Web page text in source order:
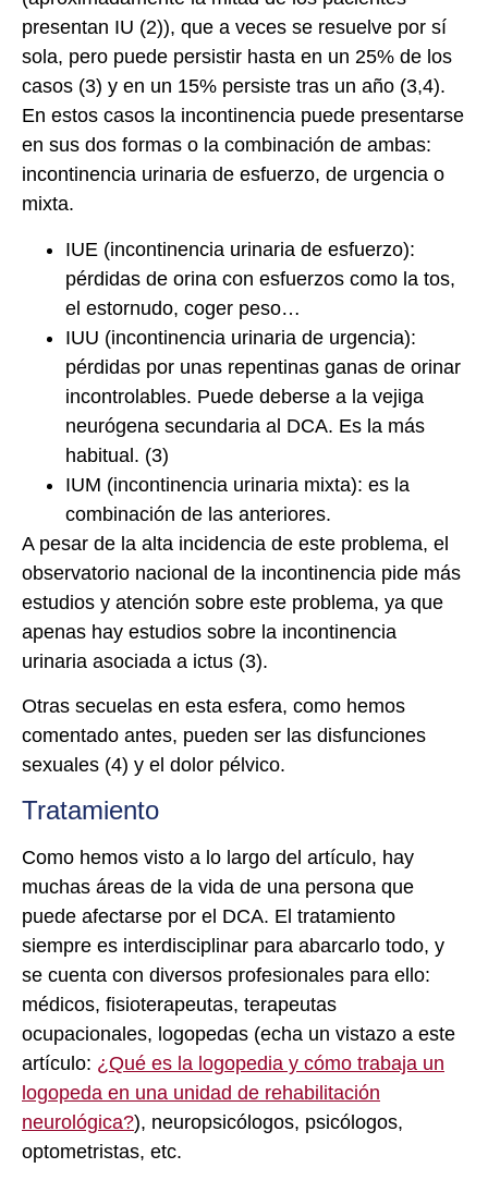
presentan IU (2)), que a veces se resuelve por sí
sola, pero puede persistir hasta en un 25% de los
casos (3) y en un 15% persiste tras un año (3,4).
En estos casos la incontinencia puede presentarse
en sus dos formas o la combinación de ambas:
incontinencia urinaria de esfuerzo, de urgencia o
mixta.
IUE (incontinencia urinaria de esfuerzo):
pérdidas de orina con esfuerzos como la tos,
el estornudo, coger peso…
IUU (incontinencia urinaria de urgencia):
pérdidas por unas repentinas ganas de orinar
incontrolables. Puede deberse a la vejiga
neurógena secundaria al DCA. Es la más
habitual. (3)
IUM (incontinencia urinaria mixta): es la
combinación de las anteriores.
A pesar de la alta incidencia de este problema, el
observatorio nacional de la incontinencia pide más
estudios y atención sobre este problema, ya que
apenas hay estudios sobre la incontinencia
urinaria asociada a ictus (3).
Otras secuelas en esta esfera, como hemos
comentado antes, pueden ser las disfunciones
sexuales (4) y el dolor pélvico.
Tratamiento
Como hemos visto a lo largo del artículo, hay
muchas áreas de la vida de una persona que
puede afectarse por el DCA. El tratamiento
siempre es interdisciplinar para abarcarlo todo, y
se cuenta con diversos profesionales para ello:
médicos, fisioterapeutas, terapeutas
ocupacionales, logopedas (echa un vistazo a este
artículo: ¿Qué es la logopedia y cómo trabaja un
logopeda en una unidad de rehabilitación
neurológica?), neuropsicólogos, psicólogos,
optometristas, etc.